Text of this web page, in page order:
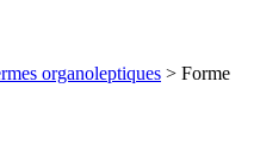
organoleptiques > Forme